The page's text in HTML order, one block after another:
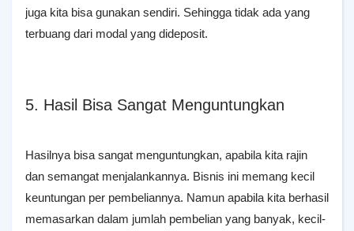
juga kita bisa gunakan sendiri. Sehingga tidak ada yang
terbuang dari modal yang dideposit.
5. Hasil Bisa Sangat Menguntungkan
Hasilnya bisa sangat menguntungkan, apabila kita rajin
dan semangat menjalankannya. Bisnis ini memang kecil
keuntungan per pembeliannya. Namun apabila kita berhasil
memasarkan dalam jumlah pembelian yang banyak, kecil-